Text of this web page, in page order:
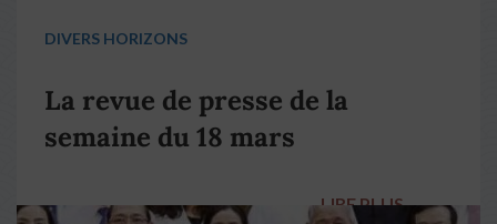
DIVERS HORIZONS
La revue de presse de la
semaine du 18 mars
LIRE PLUS →